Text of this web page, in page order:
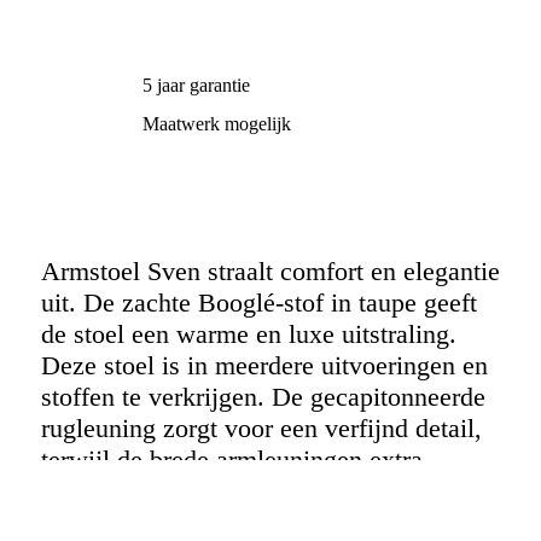
5 jaar garantie
Maatwerk mogelijk
Armstoel Sven straalt comfort en elegantie
uit. De zachte Booglé-stof in taupe geeft
de stoel een warme en luxe uitstraling.
Deze stoel is in meerdere uitvoeringen en
stoffen te verkrijgen. De gecapitonneerde
rugleuning zorgt voor een verfijnd detail,
terwijl de brede armleuningen extra